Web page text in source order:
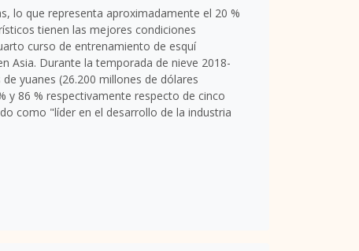
lo que representa aproximadamente el 20 %
tienen las mejores condiciones
curso de entrenamiento de esquí
Asia. Durante la temporada de nieve 2018-
yuanes (26.200 millones de dólares
y 86 % respectivamente respecto de cinco
como "líder en el desarrollo de la industria